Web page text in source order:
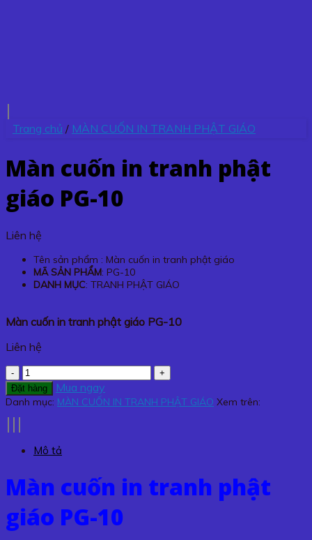
Trang chủ / MÀN CUỐN IN TRANH PHẬT GIÁO
Màn cuốn in tranh phật
giáo PG-10
Liên hệ
Tên sản phẩm : Màn cuốn in tranh phật giáo
MÃ SẢN PHẨM: PG-10
DANH MỤC: TRANH PHẬT GIÁO
Màn cuốn in tranh phật giáo PG-10
Liên hệ
Màn
cuốn
in
PG-
số
lượng
Đặt hàng Mua ngay
Danh mục: MÀN CUỐN IN TRANH PHẬT GIÁO Xem trên:
Mô tả
Màn cuốn in tranh phật
giáo PG-10